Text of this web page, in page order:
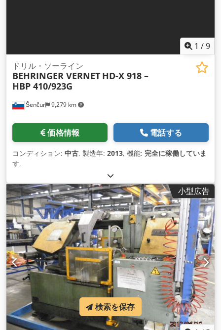
1 /9
Šenčur 9,279 km
ドリル・ソーライン
BEHRINGER VERNET HD-X 918 –
HBP 410/923G
価格情報 電話する
コンディション: 中古, 製造年: 2013, 機能: 完全に稼働していま
す,
小型広告
検索を保存